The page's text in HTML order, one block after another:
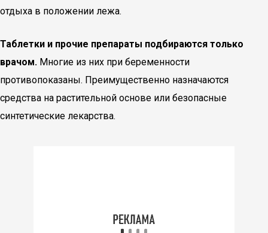
отдыха в положении лежа.
Таблетки и прочие препараты подбираются только
врачом. Многие из них при беременности
противопоказаны. Преимущественно назначаются
средства на растительной основе или безопасные
синтетические лекарства.